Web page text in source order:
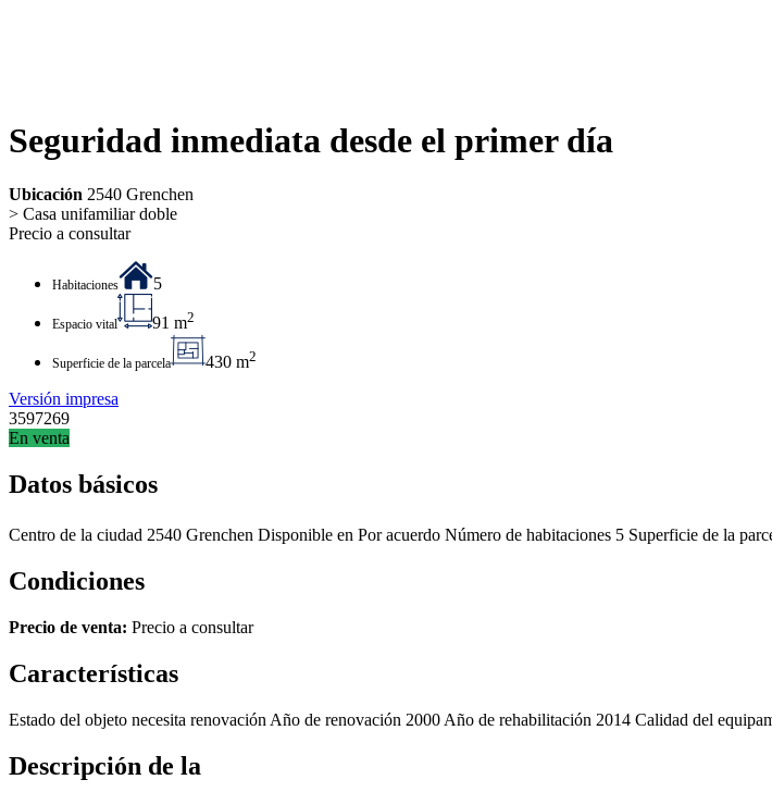
Seguridad inmediata desde el primer día
Ubicación 2540 Grenchen
> Casa unifamiliar doble
Precio a consultar
Habitaciones 5
Espacio vital 91 m2
Superficie de la parcela 430 m2
Versión impresa
3597269
En venta
Datos básicos
Centro de la ciudad 2540 Grenchen Disponible en Por acuerdo Número de habitaciones 5 Superficie de la
Condiciones
Precio de venta: Precio a consultar
Características
Estado del objeto necesita renovación Año de renovación 2000 Año de rehabilitación 2014 Calidad del
Descripción de la